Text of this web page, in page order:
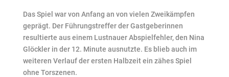
Das Spiel war von Anfang an von vielen Zweikämpfen
geprägt. Der Führungstreffer der Gastgeberinnen
resultierte aus einem Lustnauer Abspielfehler, den Nina
Glöckler in der 12. Minute ausnutzte. Es blieb auch im
weiteren Verlauf der ersten Halbzeit ein zähes Spiel
ohne Torszenen.